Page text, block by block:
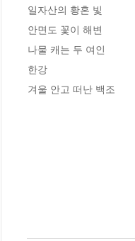
일자산의 황혼 빛
안면도 꽃이 해변
나물 캐는 두 여인
한강
겨울 안고 떠난 백조